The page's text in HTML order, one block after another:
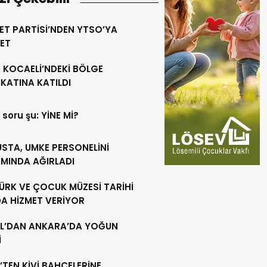
PARTİSİ’NDEN YTSO’YA
KOCAELİ’NDEKİ BÖLGE
KATILDI
şu: YİNE Mİ?
UMKE PERSONELİNİ
AĞIRLADI
VE ÇOCUK MÜZESİ TARİHİ
HİZMET VERİYOR
ANKARA’DA YOĞUN